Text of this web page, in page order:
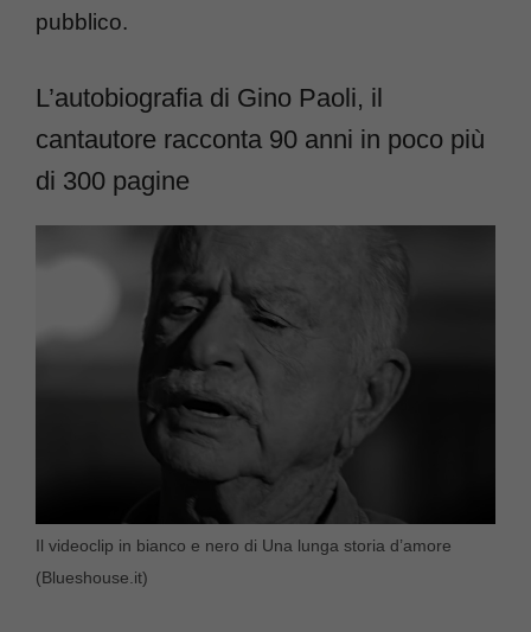
pubblico.
L’autobiografia di Gino Paoli, il
cantautore racconta 90 anni in poco più
di 300 pagine
Il videoclip in bianco e nero di Una lunga storia d’amore
(Blueshouse.it)